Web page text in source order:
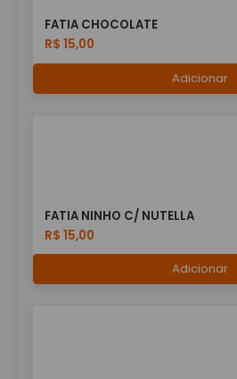
FATIA CHOCOLATE
R$ 15,00
Adicionar
FATIA NINHO C/ NUTELLA
R$ 15,00
Adicionar